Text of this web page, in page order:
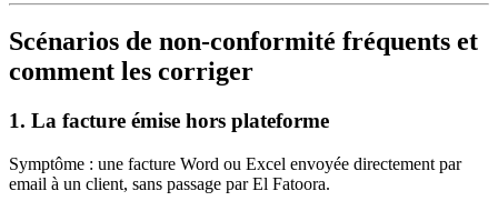
Scénarios de non-conformité fréquents et
comment les corriger
1. La facture émise hors plateforme
Symptôme : une facture Word ou Excel envoyée directement par
email à un client, sans passage par El Fatoora.